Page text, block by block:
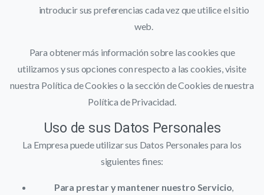
introducir sus preferencias cada vez que utilice el sitio
web.
Para obtener más información sobre las cookies que
utilizamos y sus opciones con respecto a las cookies, visite
nuestra Política de Cookies o la sección de Cookies de nuestra
Política de Privacidad.
Uso de sus Datos Personales
La Empresa puede utilizar sus Datos Personales para los
siguientes fines:
Para prestar y mantener nuestro Servicio,